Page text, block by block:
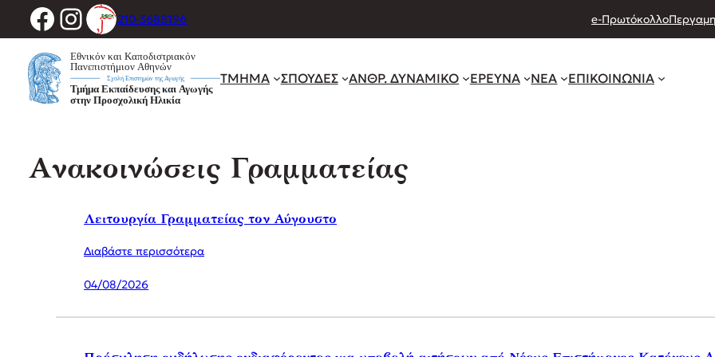
Μετάβαση
περιεχόμενο
Facebook
Instagram
210-3688196 e-Πρωτόκολλο
ΤΜΗΜΑ ΣΠΟΥΔΕΣ ΑΝΘΡ. ΔΥΝΑΜΙΚΟ ΕΡΕΥΝΑ ΝΕΑ ΕΠΙΚΟΙΝΩΝΙΑ
Ανακοινώσεις Γραμματείας
Λειτουργία Γραμματείας τον Αύγουστο
Διαβάστε περισσότερα
04/08/2026